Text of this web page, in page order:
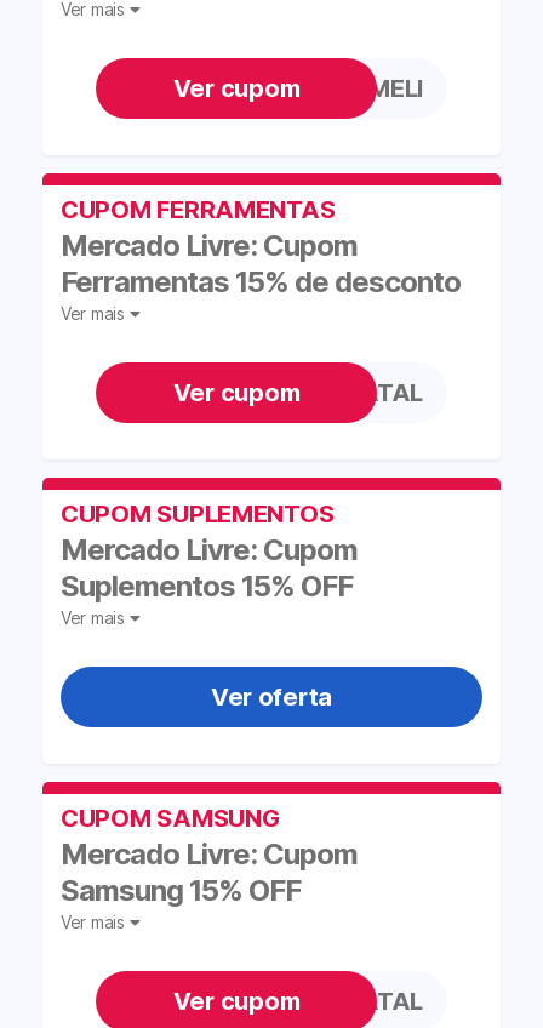
Ver mais
LEVAMELI
CUPOM FERRAMENTAS
Mercado Livre: Cupom
Ferramentas 15% de desconto
Ver mais
CHEGANATAL
CUPOM SUPLEMENTOS
Mercado Livre: Cupom
Suplementos 15% OFF
Ver mais
Ver oferta
CUPOM SAMSUNG
Mercado Livre: Cupom
Samsung 15% OFF
Ver mais
CHEGANATAL